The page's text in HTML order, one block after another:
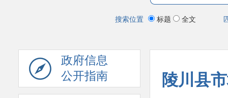
搜索位置 标题 全文
政府信息
公开指南
陵川县